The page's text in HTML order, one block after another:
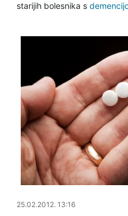
starijih bolesnika s
25.02.2012. 13:44
25.02.2012. 13:16